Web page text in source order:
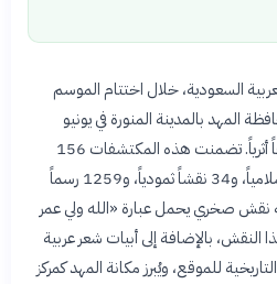
السعودية، خلال اختتام الموسم
المهد بالمدينة المنورة في يونيو
2026، عن توثيق 1774 مكتشفاً أثرياً. تضمنت هذه المكتشفات 156
موقعاً أثرياً جديداً، و461 نقشاً إسلامياً، و34 نقشاً ثمودياً، و1259 رسماً
نقش صخري يحمل عبارة «الله ولي عمر
النقش، بالإضافة إلى أبيات شعر عربية
للموقع، ويُبرز مكانة المهد كمركز